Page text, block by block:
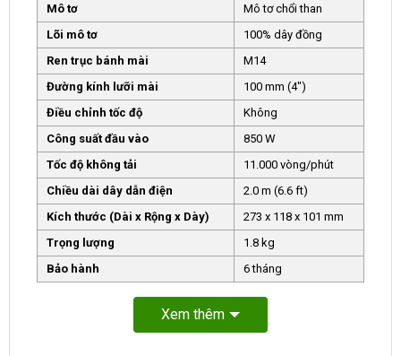
Mô tơ
Mô tơ chổi than
Lõi mô tơ
100% dây đồng
Ren trục bánh mài
M14
Đường kính lưỡi mài
100 mm (4″)
Điều chỉnh tốc độ
Không
Công suất đầu vào
850 W
Tốc độ không tải
11.000 vòng/phút
Chiều dài dây dẫn điện
2.0 m (6.6 ft)
Kích thước (Dài x Rộng x Dày)
273 x 118 x 101 mm
Trọng lượng
1.8 kg
Bảo hành
6 tháng
Xem thêm